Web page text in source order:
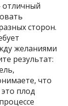
отличный
сторон.
желаниями
результат:
что
плод